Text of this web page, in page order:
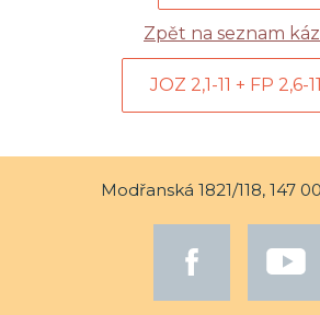
Zpět na seznam
JOZ 2,1-11 + FP 2,6-11
Modřanská 1821/118, 147